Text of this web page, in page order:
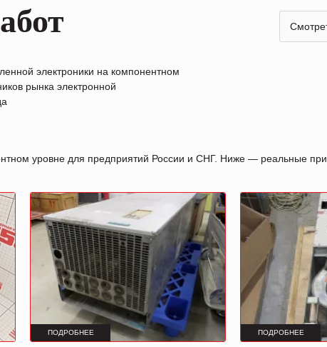
электроники на компонентном
рынка электронной
уровне для предприятий России и СНГ. Ниже — реальные
ПОДРОБНЕЕ ПОДРОБНЕЕ